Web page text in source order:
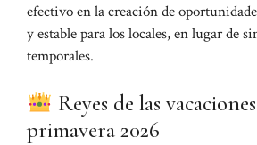
efectivo en la creación de
y estable para los locales, en lugar de
temporales.
Reyes de las
primavera 2026